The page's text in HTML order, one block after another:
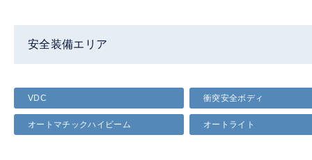
安全装備エリア
VDC 衝突安全ボディ
オートマチックハイビーム オートライト